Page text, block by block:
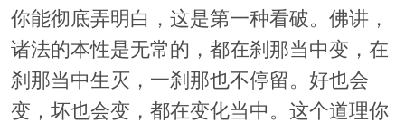
你能彻底弄明白，这是第一种看破。佛讲，
诸法的本性是无常的，都在刹那当中变，在
刹那当中生灭，一刹那也不停留。好也会
变，坏也会变，都在变化当中。这个道理你